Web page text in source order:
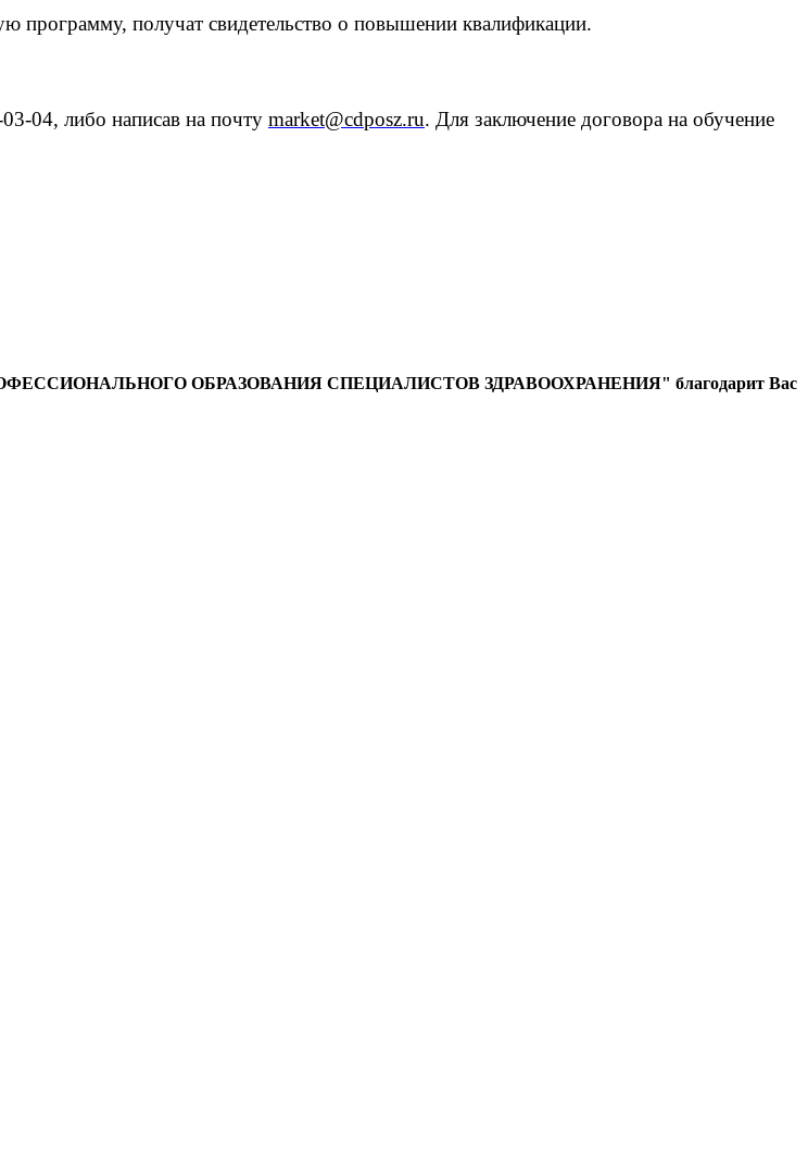
программу, получат свидетельство о повышении квалификации.
04, либо написав на почту market@cdposz.ru. Для заключение договора на обучение
ОБРАЗОВАНИЯ СПЕЦИАЛИСТОВ ЗДРАВООХРАНЕНИЯ" благодарит Вас